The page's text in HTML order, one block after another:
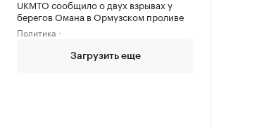
UKMTO сообщило о двух взрывах у
берегов Омана в Ормузском проливе
Политика
Загрузить еще